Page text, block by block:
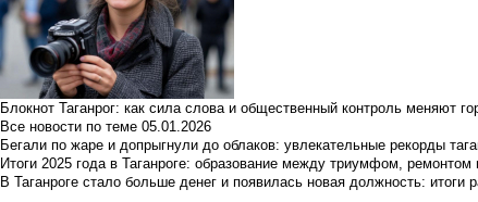
Блокнот Таганрог: как сила слова и общественный контроль меняют
Все новости по теме 05.01.2026
Бегали по жаре и допрыгнули до облаков: увлекательные рекорды
Итоги 2025 года в Таганроге: образование между триумфом,
В Таганроге стало больше денег и появилась новая должность: итоги